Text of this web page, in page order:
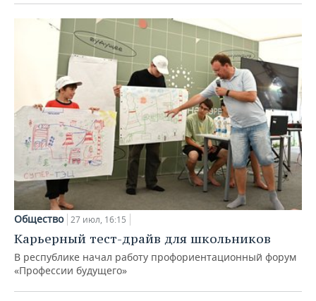
Общество 27 июл, 16:15
Карьерный тест-драйв для школьников
В республике начал работу профориентационный форум
«Профессии будущего»